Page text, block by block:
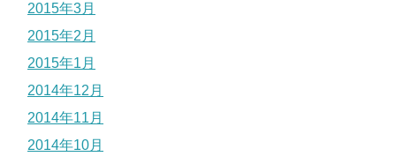
2015年3月
2015年2月
2015年1月
2014年12月
2014年11月
2014年10月